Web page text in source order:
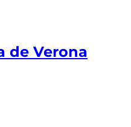
de Verona